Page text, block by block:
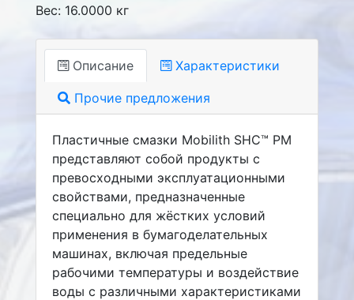
Вес: 16.0000 кг
Описание Характеристики
Прочие предложения
Пластичные смазки Mobilith SHC™ PM
представляют собой продукты с
превосходными эксплуатационными
свойствами, предназначенные
специально для жёстких условий
применения в бумагоделательных
машинах, включая предельные
рабочими температуры и воздействие
воды с различными характеристиками